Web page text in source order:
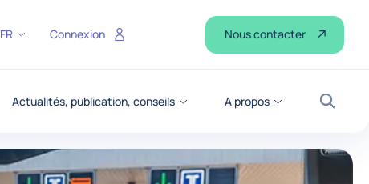
Actualités, publication, conseils A propos
FR Connexion Nous contacter